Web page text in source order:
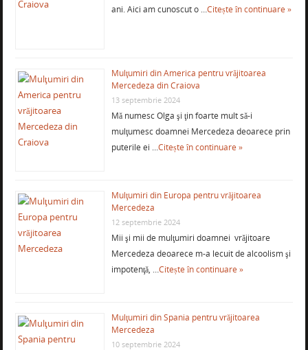
ani. Aici am cunoscut o …Citește în continuare »
Mulţumiri din America pentru vrăjitoarea
Mercedeza din Craiova
13 septembrie 2024
Mă numesc Olga şi ţin foarte mult să-i
mulţumesc doamnei Mercedeza deoarece prin
puterile ei …Citește în continuare »
Mulţumiri din Europa pentru vrăjitoarea
Mercedeza
12 septembrie 2024
Mii şi mii de mulţumiri doamnei vrăjitoare
Mercedeza deoarece m-a lecuit de alcoolism şi
impotenţă, …Citește în continuare »
Mulţumiri din Spania pentru vrăjitoarea
Mercedeza
10 septembrie 2024